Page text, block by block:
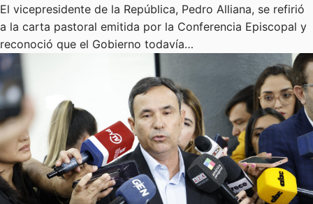
El vicepresidente de la República, Pedro Alliana, se refirió
a la carta pastoral emitida por la Conferencia Episcopal y
reconoció que el Gobierno todavía…